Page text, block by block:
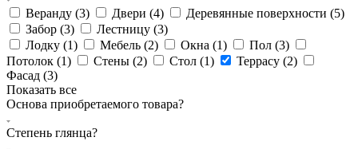
Веранду (3) Двери (4) Деревянные поверхности (5)
Забор (3) Лестницу (3)
Лодку (1) Мебель (2) Окна (1) Пол (3)
Потолок (1) Стены (2) Стол (1) Террасу (2)
Фасад (3)
Показать все
Основа приобретаемого товара?
Степень глянца?